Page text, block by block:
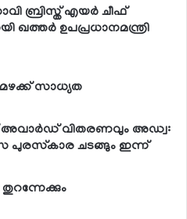
ബ്രിസ്ത് എയര്‍ ചീഫ്
ഖത്തര്‍ ഉപപ്രധാനമന്ത്രി
സാധ്യത
വിതരണവും അഡ്വ:
പുരസ്‌കാര ചടങ്ങും ഇന്ന്